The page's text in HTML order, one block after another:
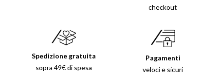
checkout
Spedizione gratuita
sopra 49€ di spesa
Pagamenti
veloci e sicuri